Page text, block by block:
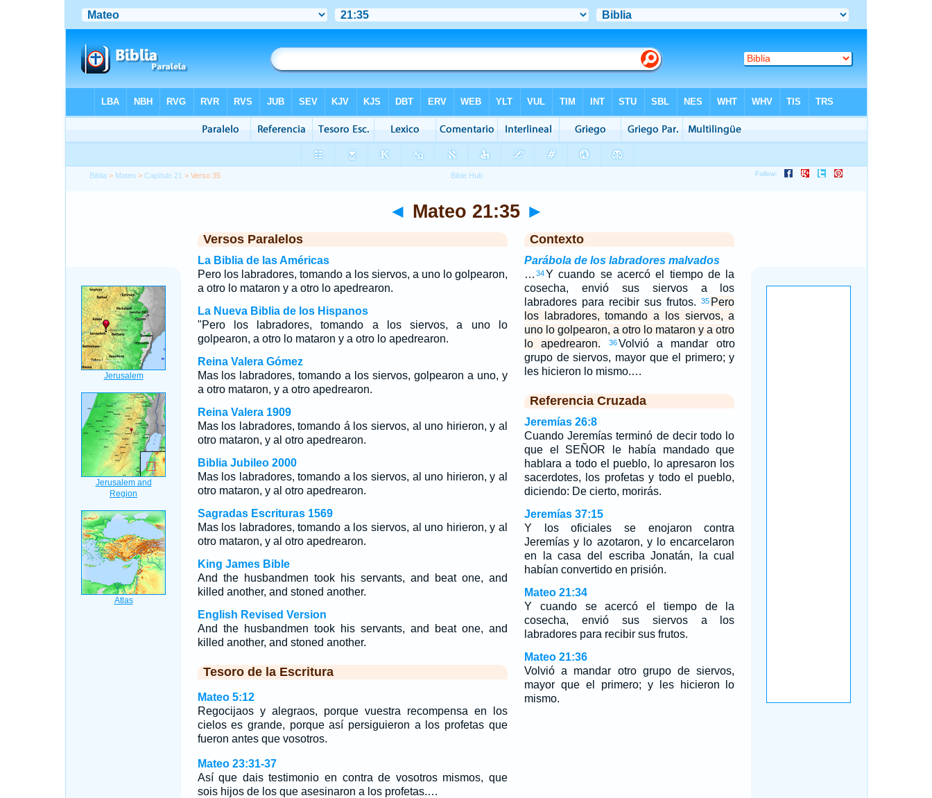
Biblia > Mateo >Capítulo 21 > Verso 35
◄ Mateo 21:35 ►
Versos Paralelos
La Biblia de las Américas
Pero los labradores, tomando a los siervos, a uno lo golpearon,
a otro lo mataron y a otro lo apedrearon.
La Nueva Biblia de los Hispanos
"Pero los labradores, tomando a los siervos, a uno lo
golpearon, a otro lo mataron y a otro lo apedrearon.
Reina Valera Gómez
Mas los labradores, tomando a los siervos, golpearon a uno, y
a otro mataron, y a otro apedrearon.
Reina Valera 1909
Mas los labradores, tomando á los siervos, al uno hirieron, y al
otro mataron, y al otro apedrearon.
Biblia Jubileo 2000
Mas los labradores, tomando a los siervos, al uno hirieron, y al
otro mataron, y al otro apedrearon.
Sagradas Escrituras 1569
Mas los labradores, tomando a los siervos, al uno hirieron, y al
otro mataron, y al otro apedrearon.
King James Bible
And the husbandmen took his servants, and beat one, and
killed another, and stoned another.
English Revised Version
And the husbandmen took his servants, and beat one, and
killed another, and stoned another.
Tesoro de la Escritura
Mateo 5:12
Regocijaos y alegraos, porque vuestra recompensa en los
cielos es grande, porque así persiguieron a los profetas que
fueron antes que vosotros.
Mateo 23:31-37
Así que dais testimonio en contra de vosotros mismos, que
sois hijos de los que asesinaron a los profetas.…
Contexto
Parábola de los labradores malvados
… 34Y cuando se acercó el tiempo de la
cosecha, envió sus siervos a los
labradores para recibir sus frutos.
35 Pero
los labradores, tomando a los siervos, a
uno lo golpearon, a otro lo mataron y a otro
lo apedrearon.
36Volvió a mandar otro
grupo de siervos, mayor que el primero; y
les hicieron lo mismo.…
Referencia Cruzada
Jeremías 26:8
Cuando Jeremías terminó de decir todo lo
que el SEÑOR le había mandado que
hablara a todo el pueblo, lo apresaron los
sacerdotes, los profetas y todo el pueblo,
diciendo: De cierto, morirás.
Jeremías 37:15
Y los oficiales se enojaron contra
Jeremías y lo azotaron, y lo encarcelaron
en la casa del escriba Jonatán, la cual
habían convertido en prisión.
Mateo 21:34
Y cuando se acercó el tiempo de la
cosecha, envió sus siervos a los
labradores para recibir sus frutos.
Mateo 21:36
Volvió a mandar otro grupo de siervos,
mayor que el primero; y les hicieron lo
mismo.